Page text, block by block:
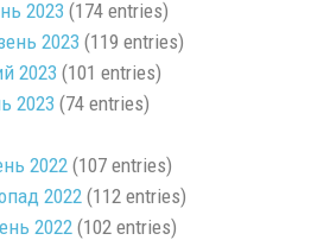
2023 (174 entries)
2023 (119 entries)
2023 (101 entries)
2023 (74 entries)
2022(107 entries)
2022(112 entries)
2022(102 entries)